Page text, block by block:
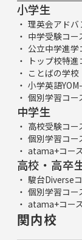
小学生
理英会アドバ
中学受験コー
公立中学進学
トップ校特進
ことばの学校
小学英語
個別学習コー
中学生
高校受験コー
個別学習コー
atama+コー
高校・高卒
駿台Diverse
個別学習コー
atama+コー
関内校